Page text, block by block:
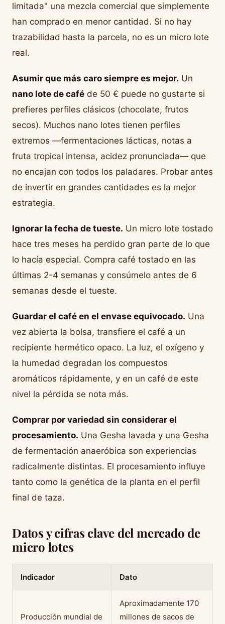
limitada" una mezcla comercial que simplemente
han comprado en menor cantidad. Si no hay
trazabilidad hasta la parcela, no es un micro lote
real.
Asumir que más caro siempre es mejor. Un
nano lote de café de 50 € puede no gustarte si
prefieres perfiles clásicos (chocolate, frutos
secos). Muchos nano lotes tienen perfiles
extremos —fermentaciones lácticas, notas a
fruta tropical intensa, acidez pronunciada— que
no encajan con todos los paladares. Probar antes
de invertir en grandes cantidades es la mejor
estrategia.
Ignorar la fecha de tueste. Un micro lote tostado
hace tres meses ha perdido gran parte de lo que
lo hacía especial. Compra café tostado en las
últimas 2-4 semanas y consúmelo antes de 6
semanas desde el tueste.
Guardar el café en el envase equivocado. Una
vez abierta la bolsa, transfiere el café a un
recipiente hermético opaco. La luz, el oxígeno y
la humedad degradan los compuestos
aromáticos rápidamente, y en un café de este
nivel la pérdida se nota más.
Comprar por variedad sin considerar el
procesamiento. Una Gesha lavada y una Gesha
de fermentación anaeróbica son experiencias
radicalmente distintas. El procesamiento influye
tanto como la genética de la planta en el perfil
final de taza.
Datos y cifras clave del mercado de
micro lotes
Indicador Dato
Producción mundial de
Aproximadamente 170
millones de sacos de